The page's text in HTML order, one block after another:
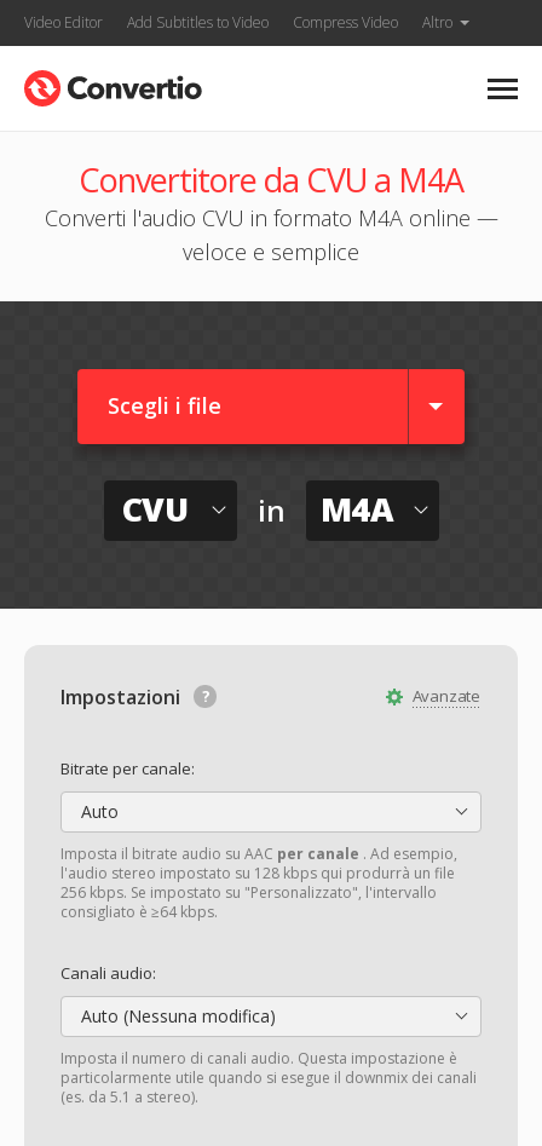
Video Editor Add Subtitles to Video Compress Video Altro
Convertitore da CVU a M4A
Converti l'audio CVU in formato M4A online —
veloce e semplice
Scegli i file
CVU in M4A
Avanzate
Impostazioni
Bitrate per canale:
Auto
Imposta il bitrate audio su AAC per canale . Ad esempio,
l'audio stereo impostato su 128 kbps qui produrrà un file
256 kbps. Se impostato su "Personalizzato", l'intervallo
consigliato è ≥64 kbps.
Canali audio:
Auto (Nessuna modifica)
Imposta il numero di canali audio. Questa impostazione è
particolarmente utile quando si esegue il downmix dei canali
(es. da 5.1 a stereo).